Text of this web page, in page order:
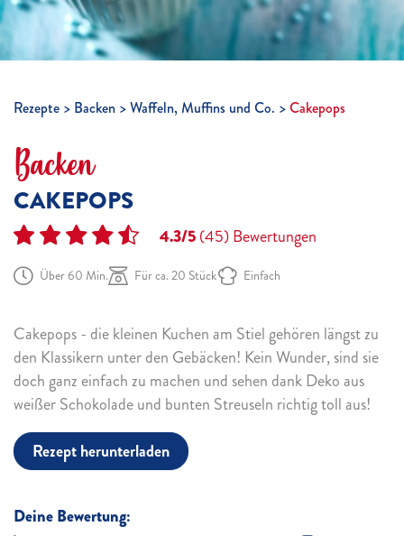
Rezepte Backen Waffeln, Muffins und Co. Cakepops
Backen
CAKEPOPS
4.3/5(45)Bewertungen
Über 60 Min. Für ca. 20 Stück Einfach
Cakepops - die kleinen Kuchen am Stiel gehören längst zu
den Klassikern unter den Gebäcken! Kein Wunder, sind sie
doch ganz einfach zu machen und sehen dank Deko aus
weißer Schokolade und bunten Streuseln richtig toll aus!
Rezept herunterladen
Deine Bewertung: